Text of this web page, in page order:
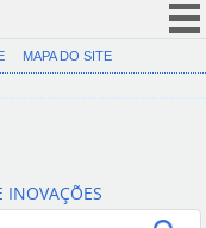
(COVID-19)
Canais
MAPA DO SITE
INOVAÇÕES